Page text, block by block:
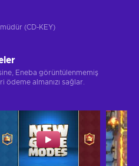
(CD-KEY)
Eneba görüntülenmemiş
ödeme almanızı sağlar.